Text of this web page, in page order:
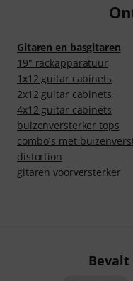
Gitaren en basgitaren
19" rackapparatuur
1x12 guitar cabinets
2x12 guitar cabinets
4x12 guitar cabinets
buizenversterker tops
combo´s met
distortion
gitaren voorversterker